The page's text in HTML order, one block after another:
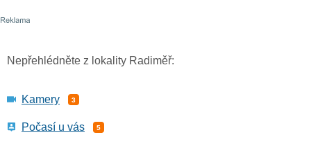
Nepřehlédněte z lokality Radiměř:
Kamery 3
Počasí u vás 5